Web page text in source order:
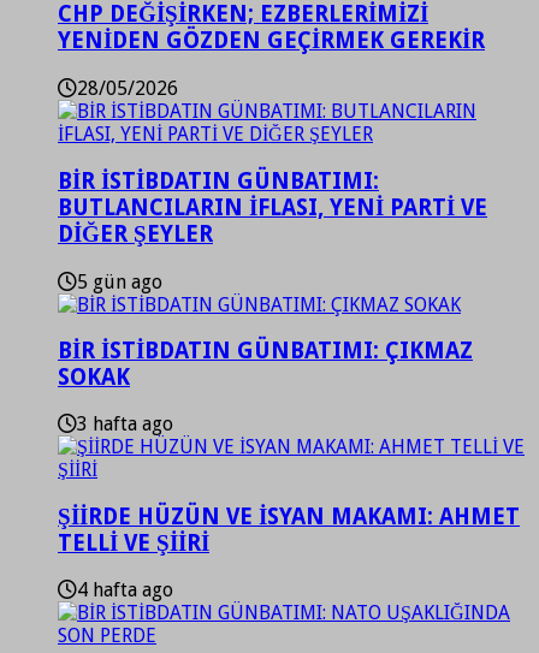
CHP DEĞİŞİRKEN; EZBERLERİMİZİ
YENİDEN GÖZDEN GEÇİRMEK GEREKİR
28/05/2026
BİR İSTİBDATIN GÜNBATIMI:
BUTLANCILARIN İFLASI, YENİ PARTİ VE
DİĞER ŞEYLER
5 gün ago
BİR İSTİBDATIN GÜNBATIMI: ÇIKMAZ
SOKAK
3 hafta ago
ŞİİRDE HÜZÜN VE İSYAN MAKAMI: AHMET
TELLİ VE ŞİİRİ
4 hafta ago